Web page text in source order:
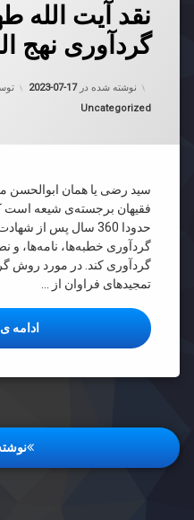
نقد آیت الله
گردآوری نهج
نوشته شده در2023-07-17
به
دسته بندی ها:
Uncategorized
سید رضی یا همان ابوالحسن
حدودا 360 سال پس از
گردآوری خطبه‌ها، نامه‌ها، و
گردآوری کند. در مورد روش
تمجید‌های فراوان از …
ادامه
راهبری
نوشته‌ها